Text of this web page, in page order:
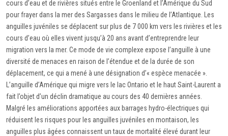
cours d’eau et de rivières situés entre le Groenland et l’Amérique du Sud
pour frayer dans la mer des Sargasses dans le milieu de l’Atlantique. Les
anguilles juvéniles se déplacent sur plus de 7 000 km vers les rivières et les
cours d’eau où elles vivent jusqu’à 20 ans avant d’entreprendre leur
migration vers la mer. Ce mode de vie complexe expose l’anguille à une
diversité de menaces en raison de l’étendue et de la durée de son
déplacement, ce qui a mené à une désignation d’« espèce menacée ».
L’anguille d’Amérique qui migre vers le lac Ontario et le haut Saint-Laurent a
fait l’objet d’un déclin dramatique au cours des 40 dernières années.
Malgré les améliorations apportées aux barrages hydro-électriques qui
réduisent les risques pour les anguilles juvéniles en montaison, les
anguilles plus âgées connaissent un taux de mortalité élevé durant leur